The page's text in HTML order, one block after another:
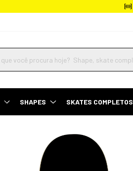
SHAPES SKATES COMPLETOS